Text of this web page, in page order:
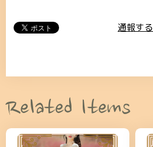
通報する
Related Items